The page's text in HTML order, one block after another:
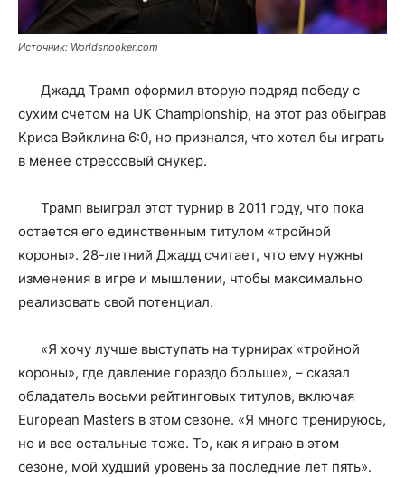
Источник: Worldsnooker.com
Джадд Трамп оформил вторую подряд победу с
сухим счетом на UK Championship, на этот раз обыграв
Криса Вэйклина 6:0, но признался, что хотел бы играть
в менее стрессовый снукер.
Трамп выиграл этот турнир в 2011 году, что пока
остается его единственным титулом «тройной
короны». 28-летний Джадд считает, что ему нужны
изменения в игре и мышлении, чтобы максимально
реализовать свой потенциал.
«Я хочу лучше выступать на турнирах «тройной
короны», где давление гораздо больше», – сказал
обладатель восьми рейтинговых титулов, включая
European Masters в этом сезоне. «Я много тренируюсь,
но и все остальные тоже. То, как я играю в этом
сезоне, мой худший уровень за последние лет пять».